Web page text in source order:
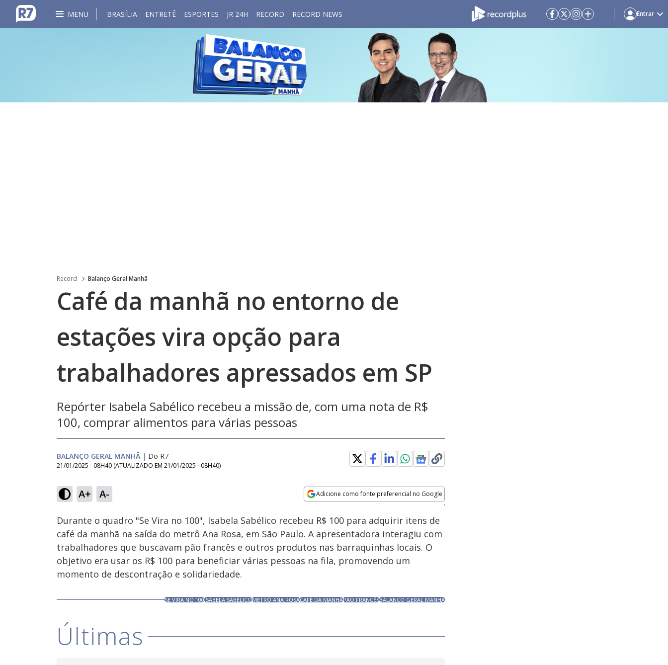
MENU BRASÍLIA ENTRETÊ ESPORTES JR 24H RECORD RECORD NEWS Entrar
Record Balanço Geral Manhã
Café da manhã no entorno de
estações vira opção para
trabalhadores apressados em SP
Repórter Isabela Sabélico recebeu a missão de, com uma nota de R$
100, comprar alimentos para várias pessoas
BALANÇO GERAL MANHÃ | Do R7
21/01/2025 - 08H40 (ATUALIZADO EM 21/01/2025 - 08H40)
A+ A- Adicione como fonte preferencial no Google
Ativar
Som
Velocidade
Durante o quadro "Se Vira no 100", Isabela Sabélico recebeu R$ 100 para adquirir itens de
café da manhã na saída do metrô Ana Rosa, em São Paulo. A apresentadora interagiu com
trabalhadores que buscavam pão francês e outros produtos nas barraquinhas locais. O
objetivo era usar os R$ 100 para beneficiar várias pessoas na fila, promovendo um
momento de descontração e solidariedade.
SE VIRA NO 100ISABELA SABÉLICOMETRÔ ANA ROSACAFÉ DA MANHÃPÃO FRANCÊSBALANÇO GERAL MANHÃ
Últimas